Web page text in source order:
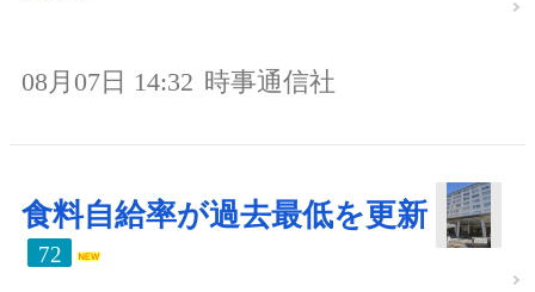
08月07日 14:32 時事通信社
食料自給率が過去最低を更新
72